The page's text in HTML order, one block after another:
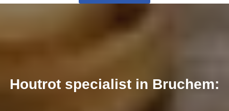
Houtrot specialist in Bruchem: